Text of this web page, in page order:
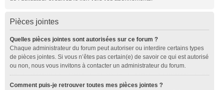
Pièces jointes
Quelles pièces jointes sont autorisées sur ce forum ?
Chaque administrateur du forum peut autoriser ou interdire certains types
de pièces jointes. Si vous n’êtes pas certain(e) de savoir ce qui est autorisé
ou non, nous vous invitons à contacter un administrateur du forum.
Comment puis-je retrouver toutes mes pièces jointes ?